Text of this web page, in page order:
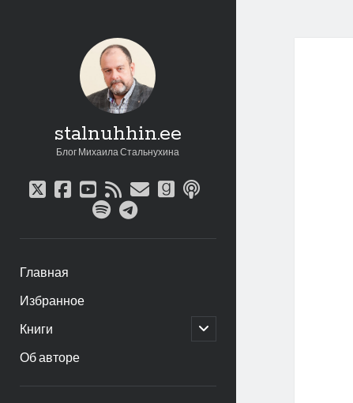
stalnuhhin.ee
Блог Михаила Стальнухина
twitter
facebook
youtube
rssemailgoodreads
podcast
spotifytelegram
Главная
Избранное
Книги
открыть
дочернее
Об авторе